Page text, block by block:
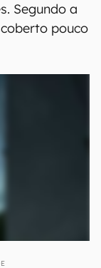
Segundo a
pouco